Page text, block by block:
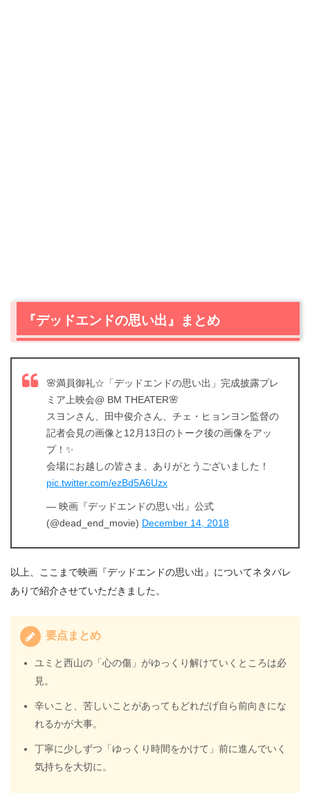
『デッドエンドの思い出』まとめ
🌸満員御礼☆「デッドエンドの思い出」完成披露プレ
ミア上映会@ BM THEATER🌸
スヨンさん、田中俊介さん、チェ・ヒョンヨン監督の
記者会見の画像と12月13日のトーク後の画像をアッ
プ！✨
会場にお越しの皆さま、ありがとうございました！
pic.twitter.com/ezBd5A6Uzx
— 映画『デッドエンドの思い出』公式
(@dead_end_movie) December 14, 2018
以上、ここまで映画『デッドエンドの思い出』についてネタバレ
ありで紹介させていただきました。
要点まとめ
ユミと西山の「心の傷」がゆっくり解けていくところは必
見。
辛いこと、苦しいことがあってもどれだげ自ら前向きにな
れるかが大事。
丁寧に少しずつ「ゆっくり時間をかけて」前に進んでいく
気持ちを大切に。